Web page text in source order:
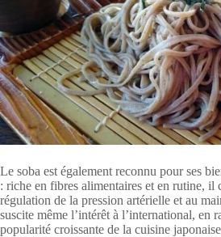
Le soba est également reconnu pour ses
: riche en fibres alimentaires et en rutine, il
régulation de la pression artérielle et au
suscite même l’intérêt à l’international, en
popularité croissante de la cuisine